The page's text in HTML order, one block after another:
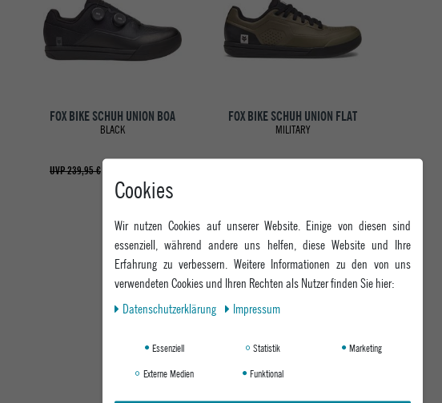
FOX BIKE SCHUH UNION BOA
BLACK
UVP 239,95 €
FOX BIKE SCHUH UNION FLAT
MILITARY
Cookies
Wir nutzen Cookies auf unserer Website. Einige von diesen sind
essenziell, während andere uns helfen, diese Website und Ihre
Erfahrung zu verbessern. Weitere Informationen zu den von uns
verwendeten Cookies und Ihren Rechten als Nutzer finden Sie hier:
Daten­schutz­erklärung
Impressum
Essenziell Statistik
Marketing
Externe Medien
Funktional